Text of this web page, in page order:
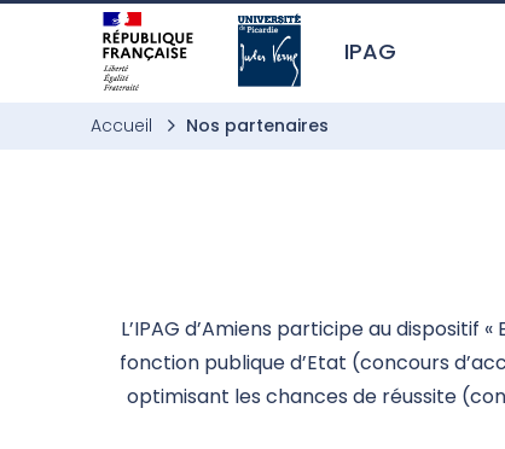
Aller à l’entête de page
Aller au menu principale
Aller au contenu principal
Aller à la recherche
Passer aux cookies
Aller au pied de page
IPAG
Accueil Nos partenaires
L’IPAG d’Amiens participe au
fonction publique d’Etat (concours
optimisant les chances de réussite